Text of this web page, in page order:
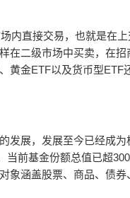
内直接交易，也就是在
在二级市场中买卖，在
金ETF以及货币型ETF
发展，发展至今已经成
当前基金份额总值已超
象涵盖股票、商品、债